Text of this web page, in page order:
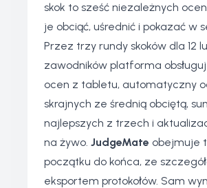
skok to sześć niezależnych
je obciąć, uśrednić i pokazać w
Przez trzy rundy skoków dla 12
zawodników platforma
ocen z tabletu, automatyczny
skrajnych ze średnią obciętą,
najlepszych z trzech i
na żywo. JudgeMate obejmuje
początku do końca, ze
eksportem protokołów. Sam